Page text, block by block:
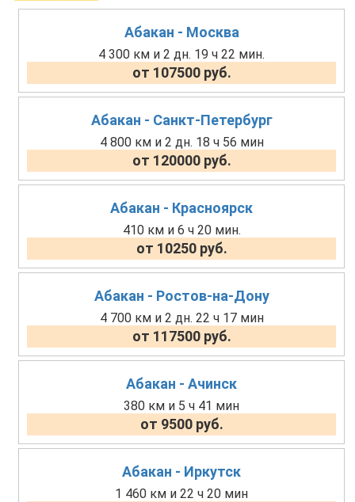
Абакан - Москва
4 300 км и 2 дн. 19 ч 22 мин.
от 107500 руб.
Абакан - Санкт-Петербург
4 800 км и 2 дн. 18 ч 56 мин
от 120000 руб.
Абакан - Красноярск
410 км и 6 ч 20 мин.
от 10250 руб.
Абакан - Ростов-на-Дону
4 700 км и 2 дн. 22 ч 17 мин
от 117500 руб.
Абакан - Ачинск
380 км и 5 ч 41 мин
от 9500 руб.
Абакан - Иркутск
1 460 км и 22 ч 20 мин